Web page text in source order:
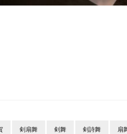
剣扇舞 剣舞 剣詩舞 扇